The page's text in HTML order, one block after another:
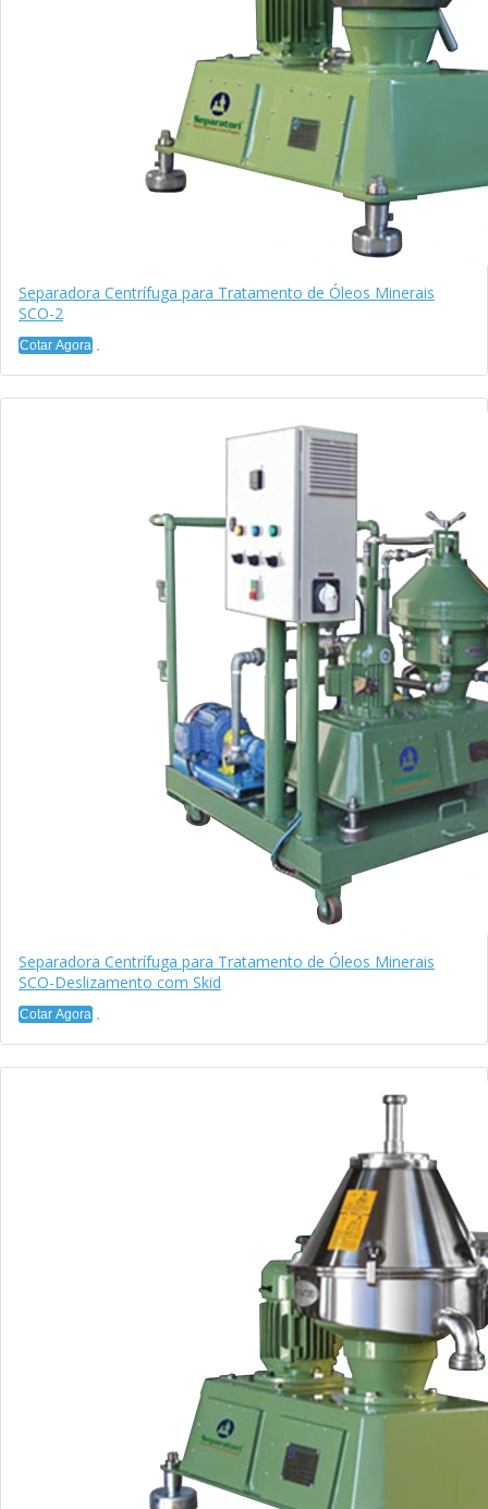
Separadora Centrífuga para Tratamento de Óleos Minerais
SCO-2
Cotar Agora
Separadora Centrífuga para Tratamento de Óleos Minerais
SCO-Deslizamento com Skid
Cotar Agora